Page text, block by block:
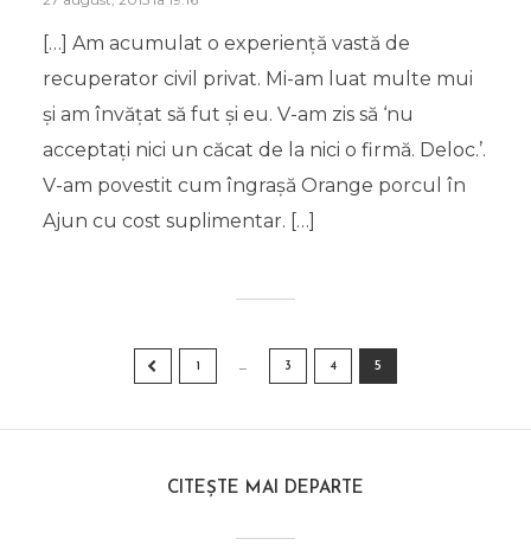
[…] Am acumulat o experienţă vastă de
recuperator civil privat. Mi-am luat multe mui
şi am învăţat să fut şi eu. V-am zis să ‘nu
acceptaţi nici un căcat de la nici o firmă. Deloc.’.
V-am povestit cum îngraşă Orange porcul în
Ajun cu cost suplimentar. […]
1 … 3 4 5
CITEȘTE MAI DEPARTE